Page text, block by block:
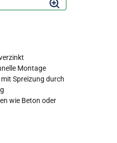
Montage
Spreizung durch
wie Beton oder